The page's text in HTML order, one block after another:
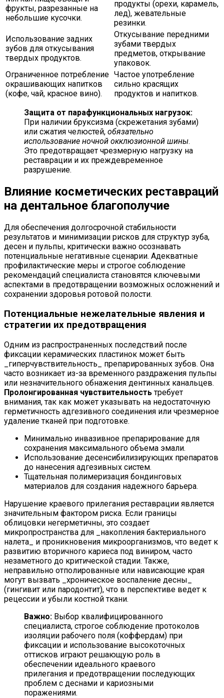
фрукты, разрезанные на
небольшие кусочки.
продукты (орехи, карамель,
лед), жевательные
резинки.
Использование задних
зубов для откусывания
твердых продуктов.
Откусывание передними
зубами твердых
предметов, открывание
упаковок.
Ограниченное потребление
окрашивающих напитков
(кофе, чай, красное вино).
Частое употребление
сильно красящих
продуктов и напитков.
Защита от парафункциональных нагрузок:
При наличии бруксизма (скрежетания зубами)
или сжатия челюстей, обязательно
использование ночной окклюзионной шины.
Это предотвращает чрезмерную нагрузку на
реставрации и их преждевременное
разрушение.
Влияние косметических реставраций
на дентальное благополучие
Для обеспечения долгосрочной стабильности
результатов и минимизации рисков для структур зуба,
десен и пульпы, критически важно осознавать
потенциальные негативные сценарии. Адекватные
профилактические меры и строгое соблюдение
рекомендаций специалиста становятся ключевыми
аспектами в предотвращении возможных осложнений и
сохранении здоровья ротовой полости.
Потенциальные нежелательные явления и
стратегии их предотвращения
Одним из распространенных последствий после
фиксации керамических пластинок может быть
_гиперчувствительность_ препарированных зубов. Она
часто возникает из-за временного раздражения пульпы
или незначительного обнажения дентинных канальцев.
Пролонгированная чувствительностьтребует
внимания, так как может указывать на недостаточную
герметичность адгезивного соединения или чрезмерное
удаление тканей при подготовке.
Минимально инвазивное препарирование для
сохранения максимального объема эмали.
Использование десенсибилизирующих препаратов
до нанесения адгезивных систем.
Тщательная полимеризация бондинговых
материалов для создания надежного барьера.
Нарушение краевого прилегания реставрации является
значительным фактором риска. Если границы
облицовки негерметичны, это создает
микропространства для _накопления бактериального
налета_ и проникновения микроорганизмов, что ведет к
развитию вторичного кариеса под виниром, часто
незаметного до критической стадии. Также,
неправильно отполированные или нависающие края
могут вызвать _хроническое воспаление десны_
(гингивит или пародонтит), что в перспективе ведет к
рецессии и убыли костной ткани.
Важно: Выбор квалифицированного
специалиста, строгое соблюдение протоколов
изоляции рабочего поля (коффердам) при
фиксации и использование высокоточных
оттисков играют решающую роль в
обеспечении идеального краевого
прилегания и предотвращении последующих
проблем с деснами и кариозными
поражениями.